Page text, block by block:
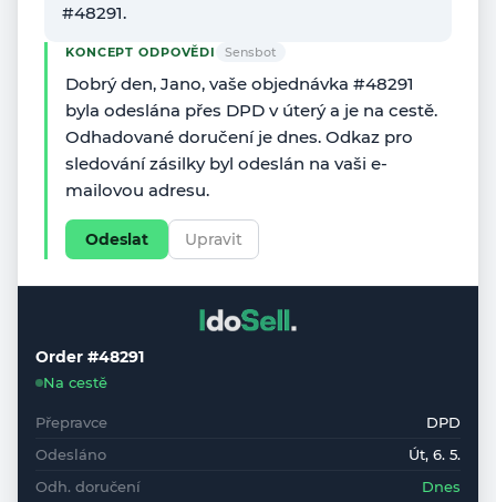
#48291.
KONCEPT ODPOVĚDI Sensbot
Dobrý den, Jano, vaše objednávka #48291
byla odeslána přes DPD v úterý a je na cestě.
Odhadované doručení je dnes. Odkaz pro
sledování zásilky byl odeslán na vaši e-
mailovou adresu.
Odeslat Upravit
Order #48291
Na cestě
Přepravce
DPD
Odesláno
Út, 6. 5.
Odh. doručení
Dnes